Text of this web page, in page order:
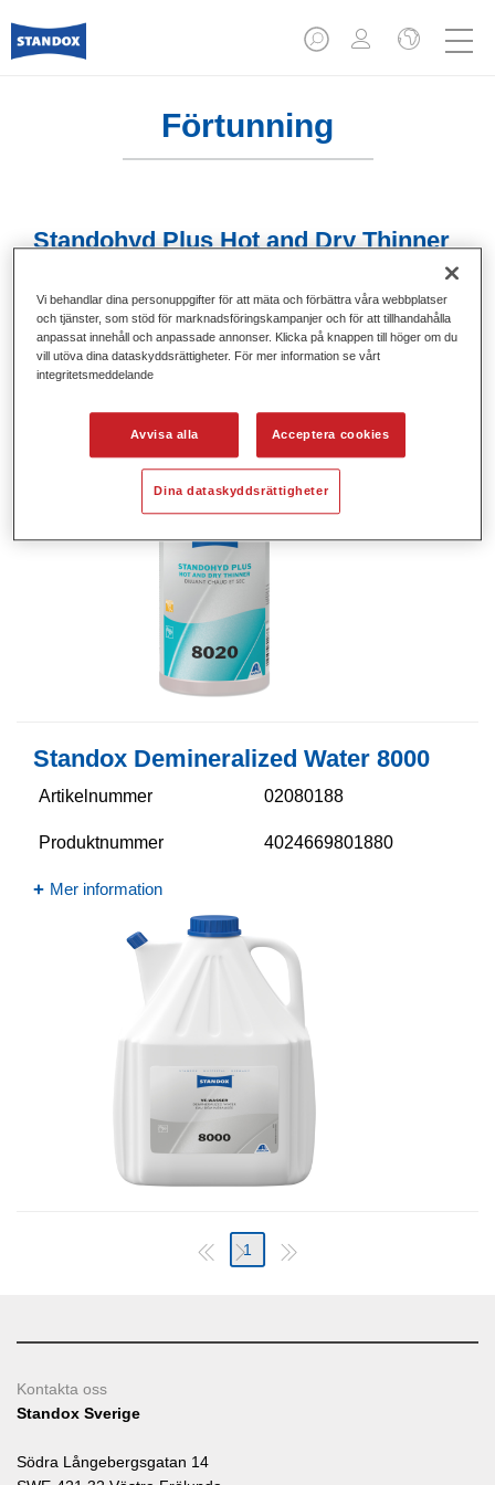
Förtunning
Standohyd Plus Hot and Dry Thinner
Artikelnummer 02080187
Produktnummer 4024669801873
Standox Demineralized Water 8000
Artikelnummer 02080188
Produktnummer 4024669801880
Mer information
1
Kontakta oss
Standox Sverige
Södra Långebergsgatan 14
Vi behandlar dina personuppgifter för att mäta och förbättra våra webbplatser
och tjänster, som stöd för marknadsföringskampanjer och för att tillhandahålla
anpassat innehåll och anpassade annonser. Klicka på knappen till höger om du
vill utöva dina dataskyddsrättigheter. För mer information se vårt
integritetsmeddelande
Avvisa alla Acceptera cookies
Dina dataskyddsrättigheter